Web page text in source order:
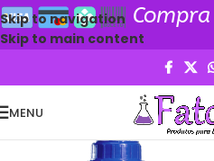
Skip to navigation
Skip to main content
MENU